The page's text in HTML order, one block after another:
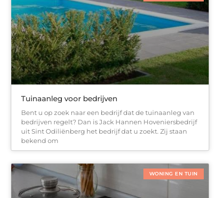
Tuinaanleg voor bedrijven
Bent u op zoek naar een bedrijf dat de tuinaanleg van
bedrijven regelt? Dan is Jack Hannen Hoveniersbedrijf
uit Sint Odiliënberg het bedrijf dat u zoekt. Zij staan
bekend om
WONING EN TUIN